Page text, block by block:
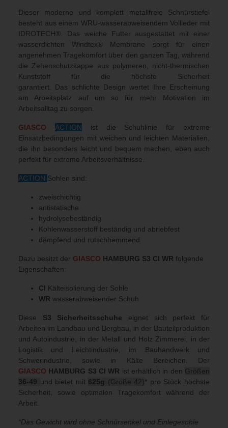
Dieser moderne und komplett metallfreie Schnürstiefel
besteht aus einem WRU-wasserabweisendem Vollleder mit
IDROTECH®. Das weiche Futter ausgestattet mit einer
wasserdichten Windtex® Membrane sorgt für einen
angenehmen Tragekomfort über den ganzen Tag, während
die Zehenschutzkappe aus polymeren, nicht-thermischen
Kunststoff für die höchste Sicherheit
garantiert. Das schlichte Design wertet Ihre Erscheinung
am Arbeitsplatz auf um so für mehr Motivation im
Arbeitsalltag zu sorgen.
GIASCO ACTION ist die Schuhlinie für extreme
Einsatzbedingungen mit weichen und leichten Materialien,
die ihn besonders leicht und bequem machen, eben auch
perfekt für extreme Arbeitsverhältnisse.
ACTION Sohlen sind:
zweischichtig
antistatische
hydrolysebeständig
Kohlenwasserstoff beständig und abriebfest
dämpfend und rutschhemmend
Dazu besitzt der GIASCO HAMBURG S3 CI WR folgende
Eigenschaften:
CI Kälteisolierung der Sohle
WR wasserabweisender Schuh
Diese S3 Sicherheitsschuhe eignet sich perfekt für
Arbeiten im Landbau und Bergbau, in der Bauteilproduktion
und Autoindustrie, in der Metall und Holz Zimmerei, in der
Logistik und Leichtindustrie, im Bauhandwerk und
Schwerindustrie, sowie in Kälte Bereichen. Der
GIASCO HAMBURG S3 CI WR ist erhältlich in den Größen
36-49 und bietet mit 625g (Größe 42)* pro Stück höchste
Sicherheit, sowie optimalen Tragekomfort während der
Arbeit.
*Das Gewicht wird ohne Schnürsenkel und Einlegesohle